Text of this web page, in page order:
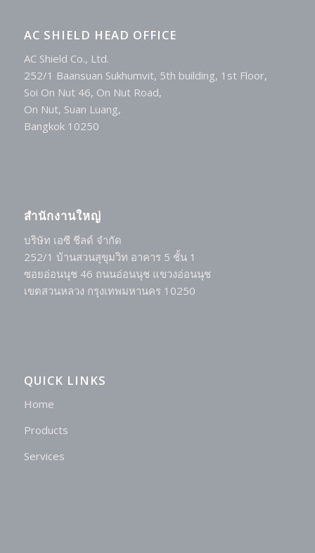
AC SHIELD HEAD OFFICE
AC Shield Co., Ltd.
252/1 Baansuan Sukhumvit, 5th building, 1st Floor,
Soi On Nut 46, On Nut Road,
On Nut, Suan Luang,
Bangkok 10250
สำนักงานใหญ่
บริษัท เอซี ชีลด์ จำกัด
252/1 บ้านสวนสุขุมวิท อาคาร 5 ชั้น 1
ซอยอ่อนนุช 46 ถนนอ่อนนุช แขวงอ่อนนุช
เขตสวนหลวง กรุงเทพมหานคร 10250
QUICK LINKS
Home
Products
Services